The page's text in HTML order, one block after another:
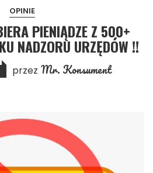
OPINIE
PIENIĄDZE Z 500+
NADZORU URZĘDÓW !!
przez Mr. Konsument